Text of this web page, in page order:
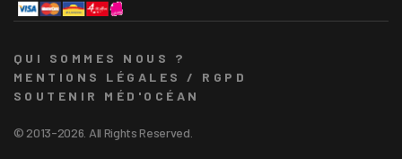
QUI SOMMES NOUS ?
MENTIONS LÉGALES / RGPD
SOUTENIR MÉD'OCÉAN
© 2013-2026. All Rights Reserved.